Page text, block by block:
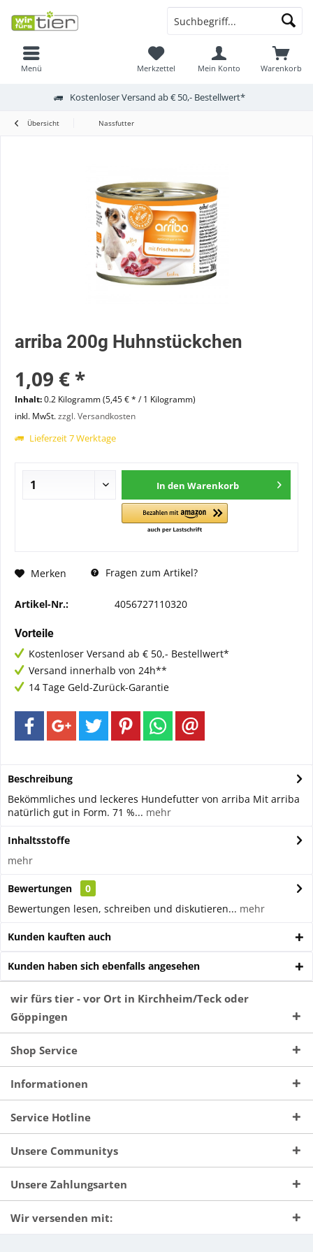
Menü Warenkorb
Merkzettel Mein Konto
Kostenloser Versand ab € 50,- Bestellwert*
Übersicht Nassfutter
arriba 200g Huhnstückchen
1,09 € *
Inhalt:0.2 Kilogramm (5,45 € * / 1 Kilogramm)
inkl. MwSt.zzgl. Versandkosten
Lieferzeit 7 Werktage
In den Warenkorb
Merken Fragen zum Artikel?
Artikel-Nr.: 4056727110320
Vorteile
Kostenloser Versand ab € 50,- Bestellwert*
Versand innerhalb von 24h**
14 Tage Geld-Zurück-Garantie
Beschreibung
Bekömmliches und leckeres Hundefutter von arriba Mit arriba
natürlich gut in Form. 71 %... mehr
Inhaltsstoffe
mehr
Bewertungen
0
Bewertungen lesen, schreiben und diskutieren... mehr
Kunden kauften auch
Kunden haben sich ebenfalls angesehen
wir fürs tier - vor Ort in Kirchheim/Teck oder
Göppingen
Shop Service
Informationen
Service Hotline
Unsere Communitys
Unsere Zahlungsarten
Wir versenden mit: